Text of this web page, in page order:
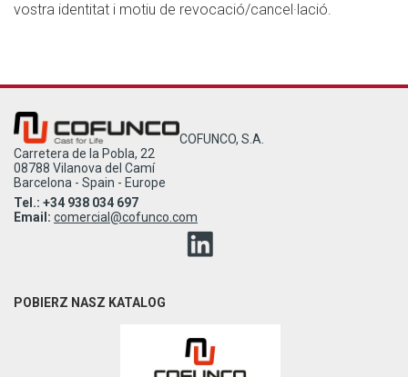
vostra identitat i motiu de revocació/cancel·lació.
COFUNCO, S.A.
Carretera de la Pobla, 22
08788 Vilanova del Camí
Barcelona - Spain - Europe
Tel.: +34 938 034 697
Email: comercial@cofunco.com
POBIERZ NASZ KATALOG